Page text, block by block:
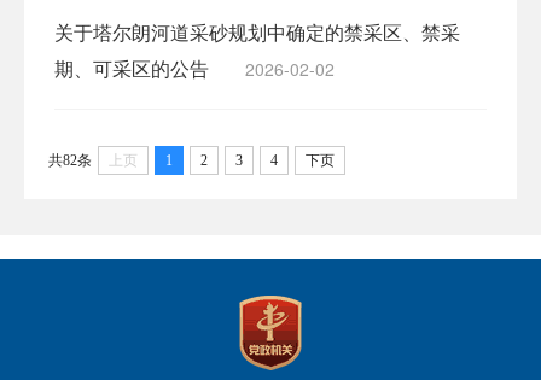
关于塔尔朗河道采砂规划中确定的禁采区、禁采
期、可采区的公告
2026-02-02
共82条 上页 1 2 3 4 下页